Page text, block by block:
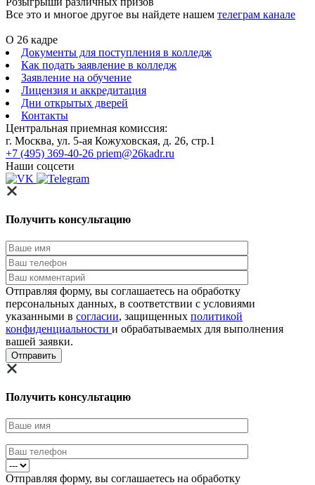
Все это и многое другое вы найдете нашем телеграм канале
О 26 кадре
Документы для поступления в колледж
Как подать заявление в колледж
Заявление на обучение
Лицензия и аккредитация
Дни открытых дверей
Контакты
Центральная приемная комиссия:
г. Москва, ул. 5-ая Кожуховская, д. 26, стр.1
+7 (495) 369-40-26 priem@26kadr.ru
Наши соцсети
Получить консультацию
Отправляя форму, вы соглашаетесь на обработку
персональных данных, в соответствии с условиями
указанными в согласии, защищенных политикой
конфиденциальности и обрабатываемых для выполнения
вашей заявки.
Получить консультацию
Отправляя форму, вы соглашаетесь на обработку